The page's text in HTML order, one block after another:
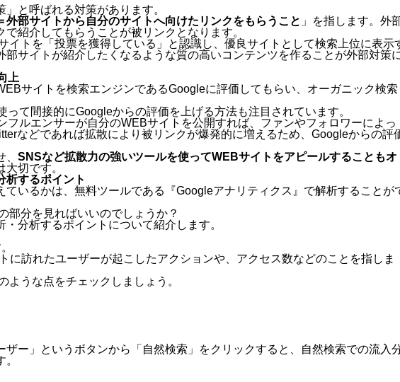
」と呼ばれる対策があります。
部サイトから自分のサイトへ向けたリンクをもらうこと 」を指します。外
紹介してもらうことが被リンクとなります。
イトを「投票を獲得している」と認識し、優良サイトとして検索上位に表示
部サイトが紹介したくなるような質の高いコンテンツを作ることが外部対策
上
サイトを検索エンジンであるGoogleに評価してもらい、オーガニック検索
って間接的にGoogleからの評価を上げる方法も注目されています。
フルエンサーが自分のWEBサイトを公開すれば、ファンやフォロワーによっ
などであれば拡散により被リンクが爆発的に増えるため、Googleからの評
SNSなど拡散力の強いツールを使ってWEBサイトをアピールすることもオ
大切です。
析するポイント
ているかは、無料ツールである『Googleアナリティクス』で解析することが
部分を見ればいいのでしょうか？
分析するポイントについて紹介します。
に訪れたユーザーが起こしたアクションや、アクセス数などのことを指しま
ような点をチェックしましょう。
ザー」というボタンから「自然検索」をクリックすると、自然検索での流入